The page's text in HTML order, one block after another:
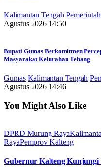
Kalimantan Tengah
Agustus 2026 14:50
Bupati Gumas Berkomitmen
Masyarakat Kelurahan Tehang
Gumas Kalimantan Tengah
Agustus 2026 14:46
You Might Also Like
DPRD Murung Raya
RayaPemprov Kalteng
Gubernur Kalteng